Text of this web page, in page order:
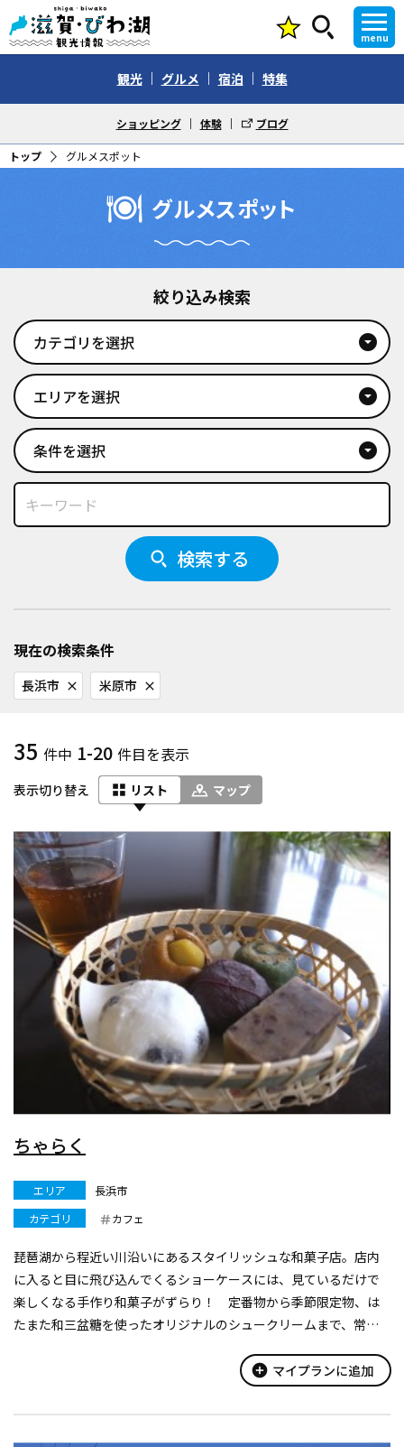
menu
観光 グルメ 宿泊 特集
ショッピング 体験 ブログ
トップ グルメスポット
グルメスポット
絞り込み検索
カテゴリを選択 arrow_drop_down_circle
エリアを選択 arrow_drop_down_circle
条件を選択 arrow_drop_down_circle
検索する
現在の検索条件
長浜市 close 米原市 close
35 件中 1-20 件目を表示
表示切り替え リスト マップ
ちゃらく
エリア
長浜市
カテゴリ
カフェ
琵琶湖から程近い川沿いにあるスタイリッシュな和菓子店。店内
に入ると目に飛び込んでくるショーケースには、見ているだけで
楽しくなる手作り和菓子がずらり！ 定番物から季節限定物、は
たまた和三盆糖を使ったオリジナルのシュークリームまで、常時
add_circle マイプランに追加